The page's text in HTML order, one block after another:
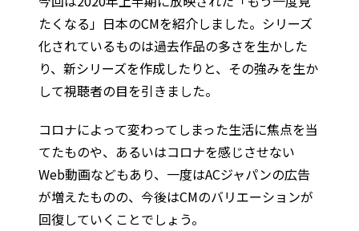
たくなる」日本のCMを紹介しました。シリーズ
化されているものは過去作品の多さを生かした
り、新シリーズを作成したりと、その強みを生か
して視聴者の目を引きました。
コロナによって変わってしまった生活に焦点を当
てたものや、あるいはコロナを感じさせない
Web動画などもあり、一度はACジャパンの広告
が増えたものの、今後はCMのバリエーションが
回復していくことでしょう。